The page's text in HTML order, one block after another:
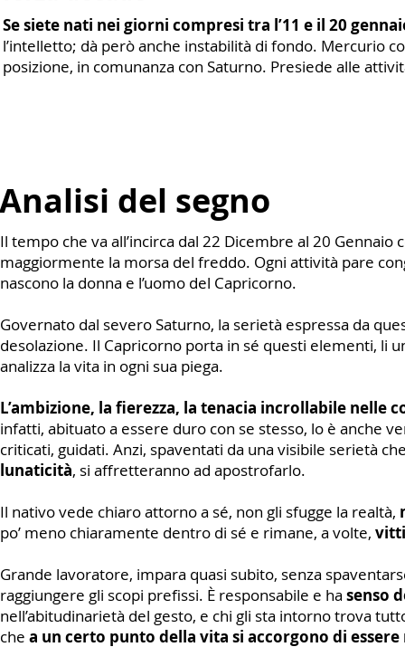
Se siete nati nei giorni compresi tra l’11 e il 20
l’intelletto; dà però anche instabilità di fondo. Mercurio
posizione, in comunanza con Saturno. Presiede alle
Analisi del segno
Il tempo che va all’incirca dal 22 Dicembre al 20 Gennaio
maggiormente la morsa del freddo. Ogni attività pare
nascono la donna e l’uomo del Capricorno.
Governato dal severo Saturno, la serietà espressa da
desolazione. Il Capricorno porta in sé questi elementi, li
analizza la vita in ogni sua piega.
L’ambizione, la fierezza, la tenacia incrollabile nelle
infatti, abituato a essere duro con se stesso, lo è anche
criticati, guidati. Anzi, spaventati da una visibile serietà
lunaticità, si affretteranno ad apostrofarlo.
Il nativo vede chiaro attorno a sé, non gli sfugge la realtà,
po’ meno chiaramente dentro di sé e rimane, a volte,
Grande lavoratore, impara quasi subito, senza
raggiungere gli scopi prefissi. È responsabile e ha senso
nell’abitudinarietà del gesto, e chi gli sta intorno trova
che a un certo punto della vita si accorgono di